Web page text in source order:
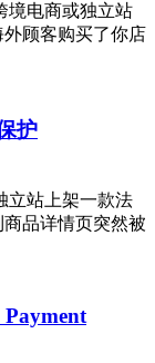
境电商或独立站
顾客购买了你店
护
立站上架一款法
品详情页突然被